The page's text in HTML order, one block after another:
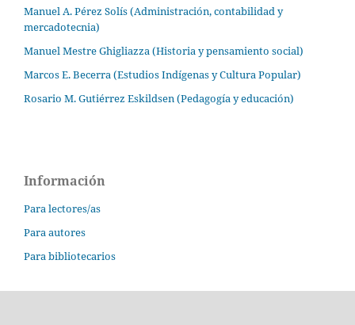
Manuel A. Pérez Solís (Administración, contabilidad y
mercadotecnia)
Manuel Mestre Ghigliazza (Historia y pensamiento social)
Marcos E. Becerra (Estudios Indígenas y Cultura Popular)
Rosario M. Gutiérrez Eskildsen (Pedagogía y educación)
Información
Para lectores/as
Para autores
Para bibliotecarios